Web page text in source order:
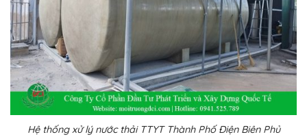
Hệ thống xử lý nước thải TTYT Thành Phố Điện Biên Phủ